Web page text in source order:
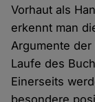
Vorhaut als
erkennt man
Argumente
Laufe des
Einerseits